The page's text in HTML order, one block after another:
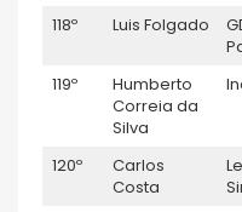
118º Luis Folgado
119º
Humberto
Correia da
Silva
120º
Carlos
Costa